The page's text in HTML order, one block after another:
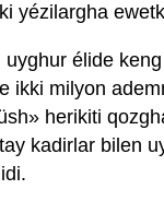
yézilargha
élide
ikki milyon
herikiti
kadirlar bilen